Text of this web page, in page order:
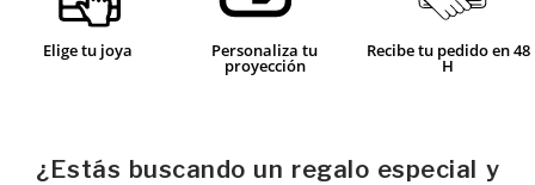
Elige tu joya Personaliza tu
proyección
Recibe tu pedido en 48
H
¿Estás buscando un regalo especial y